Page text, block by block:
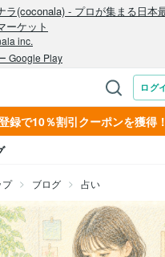
録で10％割引クーポンを獲得！
プ ブログ 占い